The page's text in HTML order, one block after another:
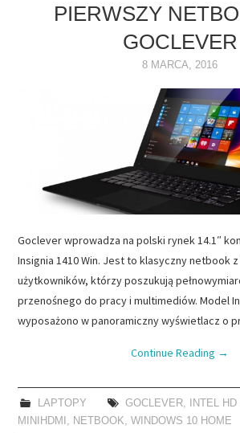
NAPĘDY
OPROGRAMOWANIE
PIERWSZY
GOCLEVER
8 MARCA, 2016
Goclever wprowadza na polski rynek 14.1″
Insignia 1410 Win. Jest to klasyczny netbook
użytkowników, którzy poszukują
przenośnego do pracy i multimediów. Model
wyposażono w panoramiczny wyświetlacz o
Continue Reading →
LAPTOPY GOCLEVER, INTEL
MINIHDMI , NETBOOK,WINDOWS 10 HOME